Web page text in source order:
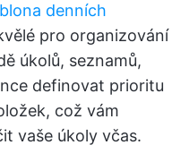
denních
pro organizování
úkolů, seznamů,
definovat prioritu
což vám
vaše úkoly včas.